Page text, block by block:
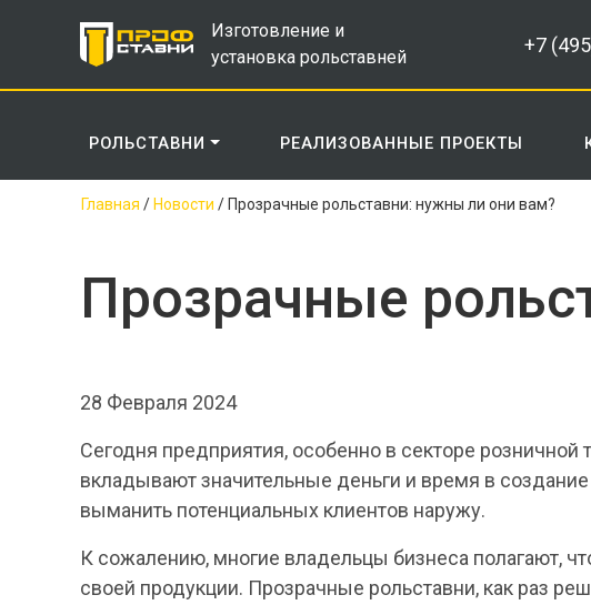
Изготовление и
установка рольставней
+7
РОЛЬСТАВНИ РЕАЛИЗОВАННЫЕ ПРОЕКТЫ
Главная / Новости / Прозрачные рольставни: нужны ли они вам?
Прозрачные
28 Февраля 2024
Сегодня предприятия, особенно в секторе
вкладывают значительные деньги и время в
выманить потенциальных клиентов наружу.
К сожалению, многие владельцы бизнеса полагают,
своей продукции. Прозрачные рольставни, как раз